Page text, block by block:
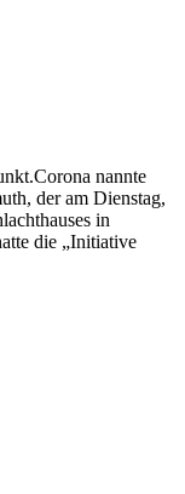
nannte
der am Dienstag,
in
die „Initiative